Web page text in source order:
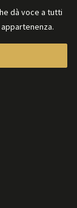
dà voce a tutti